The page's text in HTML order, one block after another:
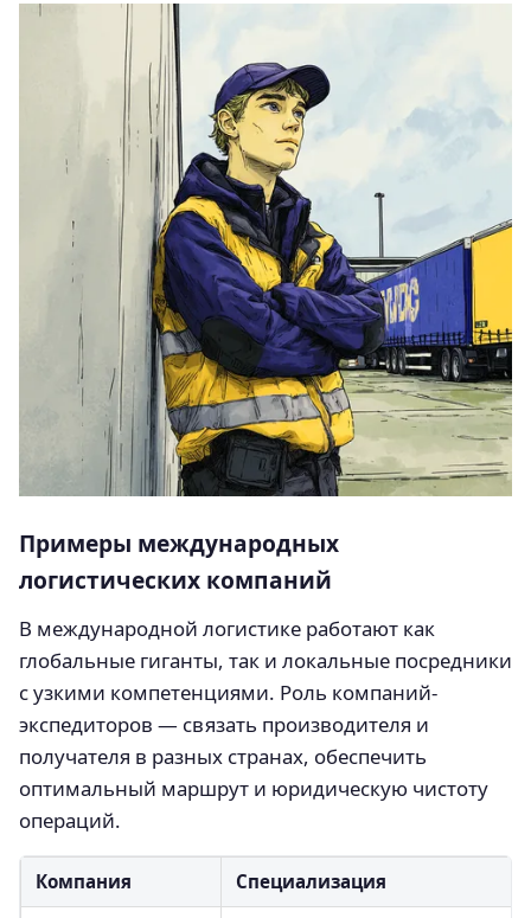
Примеры международных
логистических компаний
В международной логистике работают как
глобальные гиганты, так и локальные посредники
с узкими компетенциями. Роль компаний-
экспедиторов — связать производителя и
получателя в разных странах, обеспечить
оптимальный маршрут и юридическую чистоту
операций.
Компания Специализация